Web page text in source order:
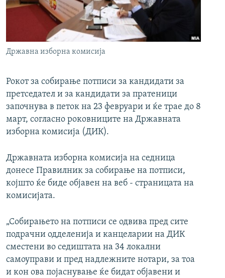
РСЕ веб страници
Државна изборна комисија
Рокот за собирање потписи за кандидати за
претседател и за кандидати за пратеници
започнува в петок на 23 февруари и ќе трае до 8
март, согласно роковниците на Државната
изборна комисија (ДИК).
Државната изборна комисија на седница
донесе Правилник за собирање на потписи,
којшто ќе биде објавен на веб - страницата на
комисијата.
„Собирањето на потписи се одвива пред сите
подрачни одделенија и канцеларии на ДИК
сместени во седиштата на 34 локални
самоуправи и пред надлежните нотари, за тоа
и кон ова појаснување ќе бидат објавени и